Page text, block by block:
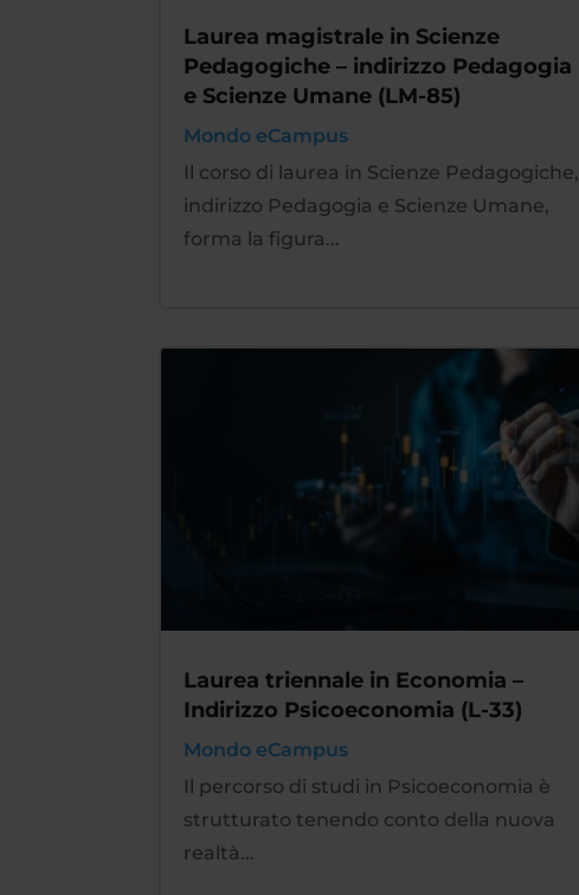
Laurea magistrale in Scienze
Pedagogiche – indirizzo Pedagogia
e Scienze Umane (LM-85)
Mondo eCampus
Il corso di laurea in Scienze Pedagogiche,
indirizzo Pedagogia e Scienze Umane,
forma la figura...
Laurea triennale in Economia –
Indirizzo Psicoeconomia (L-33)
Mondo eCampus
Il percorso di studi in Psicoeconomia è
strutturato tenendo conto della nuova
realtà...